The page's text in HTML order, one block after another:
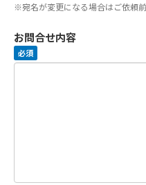
※宛名が変更になる場合はご依頼
お問合せ内容
必須